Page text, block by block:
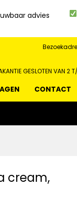
advies
GESLOTEN VAN 2
CONTACT
cream,